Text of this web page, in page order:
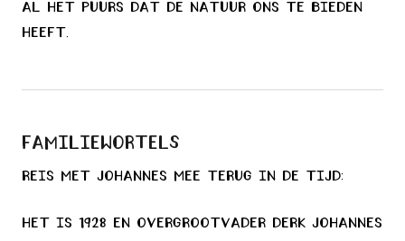
al het puurs dat de natuur ons te bieden
heeft.
Familiewortels
Reis met Johannes mee terug in de tijd:
Het is 1928 en overgrootvader Derk Johannes